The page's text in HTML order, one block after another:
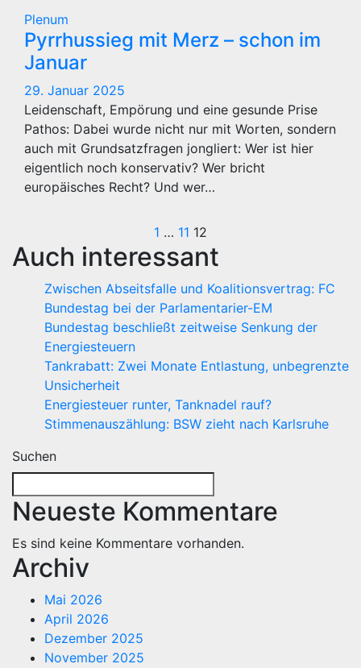
Plenum
Pyrrhussieg mit Merz – schon im
Januar
29. Januar 2025
Leidenschaft, Empörung und eine gesunde Prise
Pathos: Dabei wurde nicht nur mit Worten, sondern
auch mit Grundsatzfragen jongliert: Wer ist hier
eigentlich noch konservativ? Wer bricht
europäisches Recht? Und wer…
der
Beiträge
1 … 11 12
Auch interessant
Zwischen Abseitsfalle und Koalitionsvertrag: FC
Bundestag bei der Parlamentarier-EM
Bundestag beschließt zeitweise Senkung der
Energiesteuern
Tankrabatt: Zwei Monate Entlastung, unbegrenzte
Unsicherheit
Energiesteuer runter, Tanknadel rauf?
Stimmenauszählung: BSW zieht nach Karlsruhe
Suchen
Neueste Kommentare
Es sind keine Kommentare vorhanden.
Archiv
Mai 2026
April 2026
Dezember 2025
November 2025